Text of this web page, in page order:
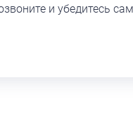
и убедитесь